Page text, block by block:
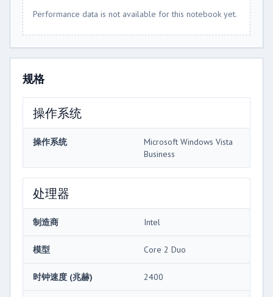
Performance data is not available for this notebook yet.
规格
操作系统
操作系统
Microsoft Windows Vista
Business
处理器
制造商 Intel
模型 Core 2 Duo
时钟速度 (兆赫) 2400